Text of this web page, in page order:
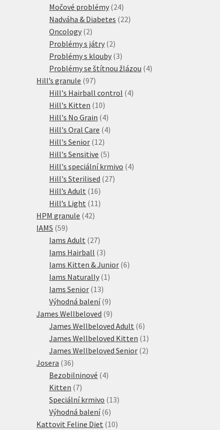
produktů
Močové problémy 2424
produktů
Nadváha & Diabetes 2222
Oncology 22
produkty
Problémy s játry 22
produkty
Problémy s klouby 33
produkty
Problémy se štítnou žlázou 44
Hill’s granule 9797
produktů
Hill's Hairball control 44
Hill's Kitten 1010
produktů
Hill's No Grain 44
produkty
Hill's Oral Care 44
Hill's Senior 1212
produktů
Hill's Sensitive 55
produktů
Hill's speciální krmivo 44
Hill's Sterilised 2727
Hill’s Adult 1616
produktů
Hill’s Light 11 11
HPM granule 4242
IAMS 5959
produktů
Iams Adult 2727
produktů
Iams Hairball 33
produkty
Iams Kitten & Junior 66
Iams Naturally 1 1
Iams Senior 1313
produktů
Výhodná balení 99
produktů
James Wellbeloved 99
produktů
James Wellbeloved Adult 66
produktů
James Wellbeloved Kitten 1 1
produkt
James Wellbeloved Senior 22
Josera 3636
produktů
Bezobilninové 44
Kitten 77
produktů
Speciální krmivo 1313
Výhodná balení 66
produktů
Kattovit Feline Diet 1010